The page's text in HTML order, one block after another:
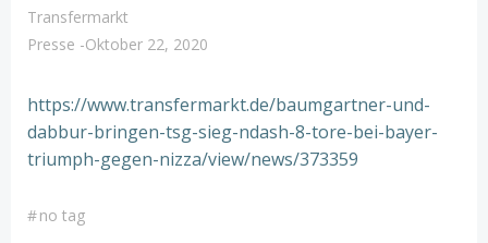
Transfermarkt
Presse -Oktober 22, 2020
https://www.transfermarkt.de/baumgartner-und-
dabbur-bringen-tsg-sieg-ndash-8-tore-bei-bayer-
triumph-gegen-nizza/view/news/373359
#no tag